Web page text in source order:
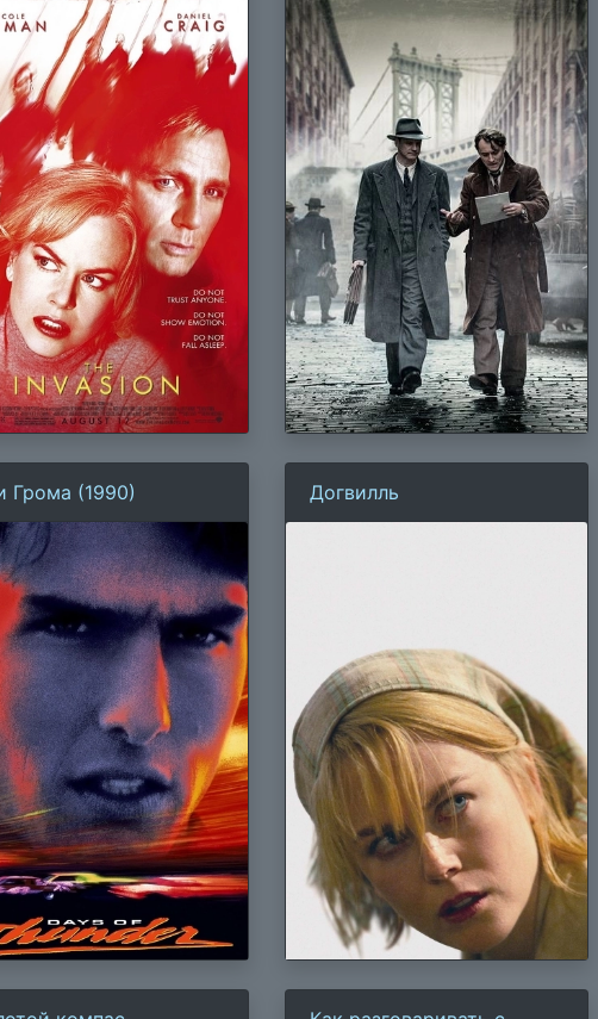
Грома (1990) Догвилль